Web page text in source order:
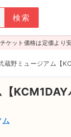
ット価格は定価より
蔵野ミュージアム【
KCM1DAY
ム